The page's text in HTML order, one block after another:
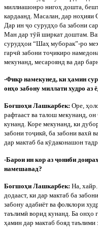
миллиашонро нигоҳ дошта,
кардаанд. Масалан, дар ноҳияи
Дар ин ҷо сурудҳо ба забони
Ман дар тӯй ширкат доштам.
сурудҳои “Шаҳ муборак”-ро
гарчӣ забони тоҷикиро
мекунанд, месароянд ва дар
-Фикр намекунед, ки ҳамин
онҳо забону миллати худро аз
Боғшоҳи Лашкарбек: Оре,
рафтааст ва талош мекунанд, он
кунанд. Коре мекунанд, ки
забони тоҷикӣ , ба забони вахӣ
дар мактаб ба кӯдаконашон
-Барои ин кор аз ҷониби
намешавад?
Боғшоҳи Лашкарбек: На,
додааст, ки дар мактаб ба
забону адабиёт ва фолклори
таълимӣ ворид кунанд. Ба онҳо
ҳамин дар мактаб бояд таълими